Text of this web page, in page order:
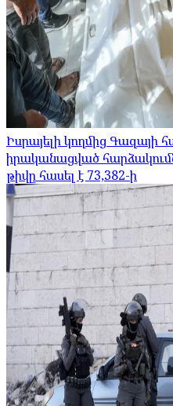
Իսրայելի կողմից Գազայի
իրականացված
թիվը հասել է 73,382-ի